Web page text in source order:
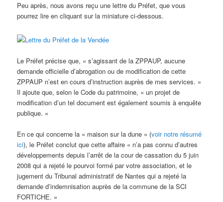
Peu après, nous avons reçu une lettre du Préfet, que vous
pourrez lire en cliquant sur la miniature ci-dessous.
Le Préfet précise que, « s’agissant de la ZPPAUP, aucune
demande officielle d’abrogation ou de modification de cette
ZPPAUP n’est en cours d’instruction auprès de mes services. »
Il ajoute que, selon le Code du patrimoine, « un projet de
modification d’un tel document est également soumis à enquête
publique. »
En ce qui concerne la « maison sur la dune » (voir notre résumé
ici), le Préfet conclut que cette affaire « n’a pas connu d’autres
développements depuis l’arrêt de la cour de cassation du 5 juin
2008 qui a rejeté le pourvoi formé par votre association, et le
jugement du Tribunal administratif de Nantes qui a rejeté la
demande d’indemnisation auprès de la commune de la SCI
FORTICHE. »